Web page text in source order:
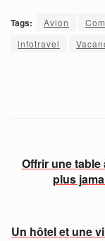
Tags: Avion
infotravel
Offrir une table
plus
Un hôtel et une